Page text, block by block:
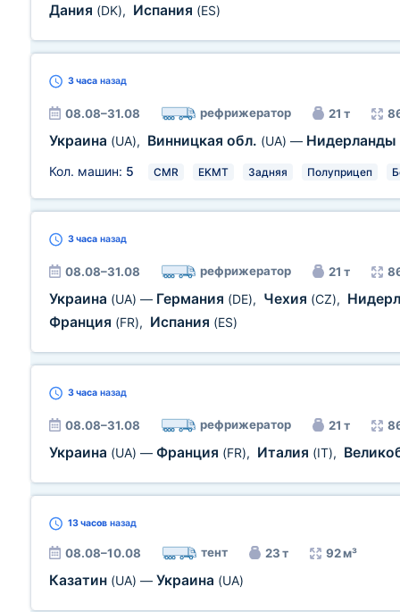
Дания (DK), Испания (ES)
3 часа назад
08.08–31.08 рефрижератор 21 т
Украина (UA), Винницкая обл. (UA) — Нидерланды
Кол. машин: 5 CMR EKMT Задняя Полуприцеп
3 часа назад
08.08–31.08 рефрижератор 21 т
Украина (UA) — Германия (DE), Чехия (CZ),
Франция (FR), Испания (ES)
3 часа назад
08.08–31.08 рефрижератор 21 т
Украина (UA) — Франция (FR), Италия (IT),
13 часов назад
08.08–10.08 тент 23 т 92 м³
Казатин (UA) — Украина (UA)